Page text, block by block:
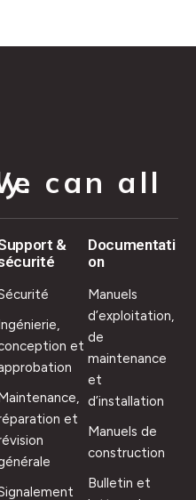
all fly.
&
Ingénierie,
et
Maintenance,
et
Documentati
on
Manuels
d’exploitation,
de
maintenance
et
d’installation
Manuels de
construction
Bulletin et